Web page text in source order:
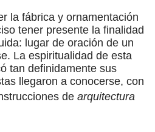
la fábrica y ornamentación
tener presente la finalidad
lugar de oración de un
La espiritualidad de esta
tan definidamente sus
llegaron a conocerse, con
de arquitectura